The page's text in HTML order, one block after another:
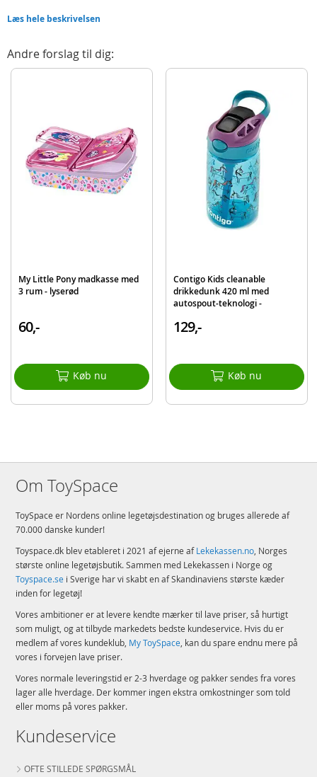
Detaljer:
Volumen: 410 ml
BEMÆRK: Drikkedunken kan ikke vaskes i opvaskemaskine
Mærke
Læs hele beskrivelsen
Andre forslag til dig:
My Little Pony madkasse med
3 rum - lyserød
60,-
Køb nu
Contigo Kids cleanable
drikkedunk 420 ml med
autospout-teknologi -
129,-
Køb nu
Om ToySpace
ToySpace er Nordens online legetøjsdestination og bruges allerede af
70.000 danske kunder!
Toyspace.dk blev etableret i 2021 af ejerne afLekekassen.no, Norges
største online legetøjsbutik. Sammen med Lekekassen i Norge og
Toyspace.se i Sverige har vi skabt en af Skandinaviens største kæder
inden for legetøj!
Vores ambitioner er at levere kendte mærker til lave priser, så hurtigt
som muligt, og at tilbyde markedets bedste kundeservice. Hvis du er
medlem af vores kundeklub, My ToySpace, kan du spare endnu mere på
vores i forvejen lave priser.
Vores normale leveringstid er 2-3 hverdage og pakker sendes fra vores
lager alle hverdage. Der kommer ingen ekstra omkostninger som told
eller moms på vores pakker.
Kundeservice
OFTE STILLEDE SPØRGSMÅL